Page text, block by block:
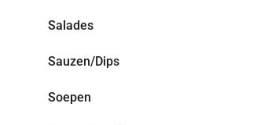
Salades
Sauzen/Dips
Soepen